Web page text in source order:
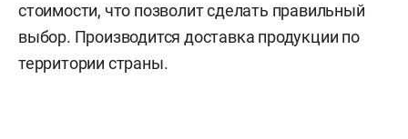
стоимости, что позволит сделать правильный
выбор. Производится доставка продукции по
территории страны.